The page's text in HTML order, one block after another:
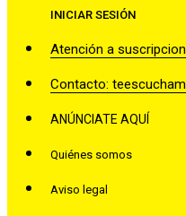
INICIAR SESIÓN
Atención a
Contacto:
ANÚNCIATE AQUÍ
Quiénes somos
Aviso legal